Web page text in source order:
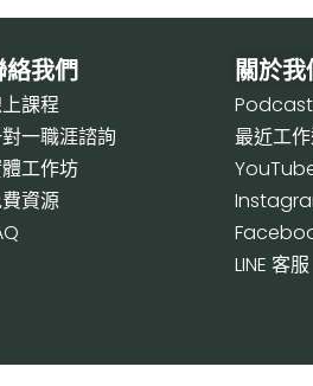
絡我們
課程
一職涯諮詢
工作坊
資源
關於
Podcast
最近工
Y
I
F
LINE 客服